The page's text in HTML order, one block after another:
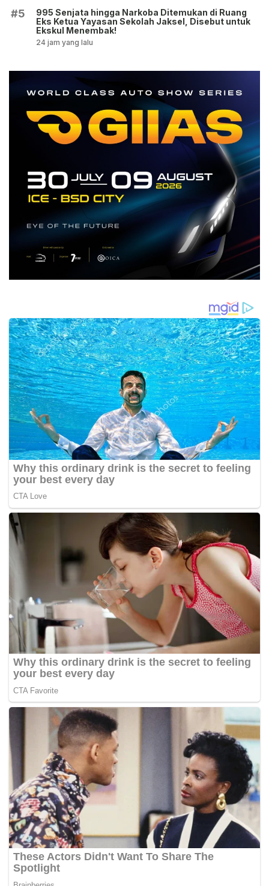
#5
995 Senjata hingga Narkoba Ditemukan di Ruang
Eks Ketua Yayasan Sekolah Jaksel, Disebut untuk
Ekskul Menembak!
24 jam yang lalu